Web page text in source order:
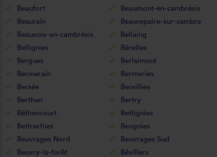
Beaufort
Beaumont-en-cambrésis
Beaurain
Beaurepaire-sur-sambre
Beauvois-en-cambrésis
Bellaing
Bellignies
Bérelles
Bergues
Berlaimont
Bermerain
Bermeries
Bersée
Bersillies
Berthen
Bertry
Béthencourt
Bettignies
Bettrechies
Beugnies
Beuvrages Nord
Beuvrages Sud
Beuvry-la-forêt
Bévillers